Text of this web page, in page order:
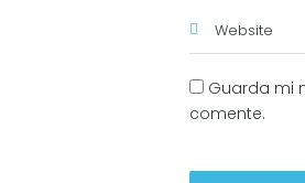
Guarda mi
comente.